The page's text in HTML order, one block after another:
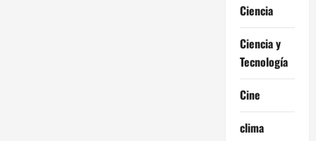
Ciencia
Ciencia y
Tecnología
Cine
clima